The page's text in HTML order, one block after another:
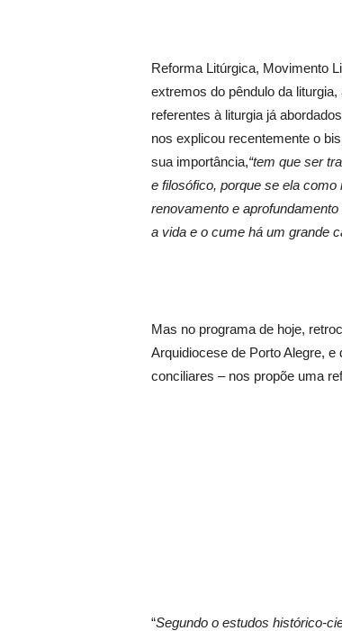
Reforma Litúrgica, Movimento
extremos do pêndulo da
referentes à liturgia já
nos explicou recentemente o
sua importância,“tem que ser
e filosófico, porque se ela
renovamento e
a vida e o cume há um grande
Mas no programa de hoje,
Arquidiocese de Porto Alegre,
conciliares – nos propõe uma
“Segundo o estudos histórico-